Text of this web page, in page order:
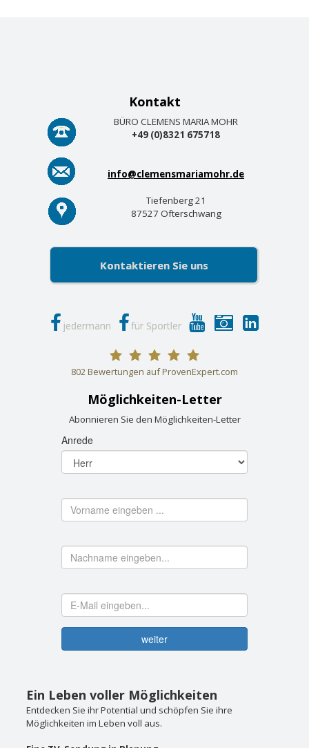
Kontakt
BÜRO CLEMENS MARIA MOHR
+49 (0)8321 675718
info@clemensmariamohr.de
Tiefenberg 21
87527 Ofterschwang
Kontaktieren Sie uns
jedermann für Sportler
Clemens Maria Mohr
802 Bewertungen auf ProvenExpert.com
Möglichkeiten-Letter
Abonnieren Sie den Möglichkeiten-Letter
Ein Leben voller Möglichkeiten
Entdecken Sie ihr Potential und schöpfen Sie ihre
Möglichkeiten im Leben voll aus.